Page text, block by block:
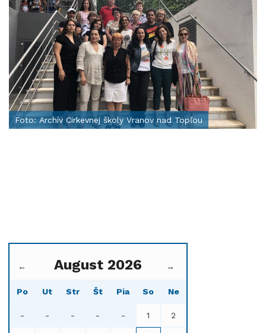
Foto: Archív Cirkevnej školy Vranov nad Topľou
← August 2026 →
Po Ut Str Št Pia So Ne
- - - - - 1 2